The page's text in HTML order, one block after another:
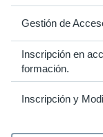
Gestión de
Inscripción en
formación.
Inscripción y